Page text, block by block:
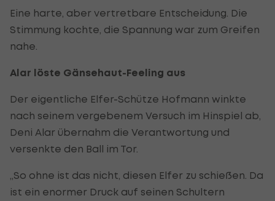
Eine harte, aber vertretbare Entscheidung. Die
Stimmung kochte, die Spannung war zum Greifen
nahe.
Alar löste Gänsehaut-Feeling aus
Der eigentliche Elfer-Schütze Hofmann winkte
nach seinem vergebenem Versuch im Hinspiel ab,
Deni Alar übernahm die Verantwortung und
versenkte den Ball im Tor.
„So ohne ist das nicht, diesen Elfer zu schießen. Da
ist ein enormer Druck auf seinen Schultern